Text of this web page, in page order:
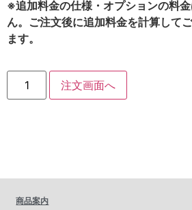
※追加料金の仕様・オプションの料
ん。ご注文後に追加料金を計算して
ます。
注文画面へ
商品案内